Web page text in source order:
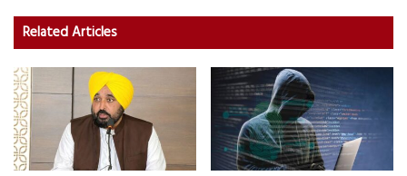
Related Articles